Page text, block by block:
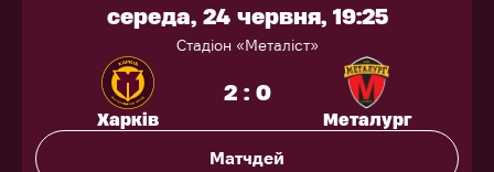
середа, 24 червня, 19:25
Стадіон «Металіст»
Харків
2 : 0
Металург
Матчдей